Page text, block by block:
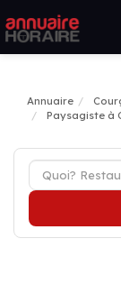
Annuaire
Paysagiste à